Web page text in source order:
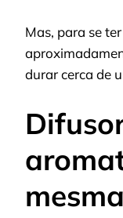
Mas, para se
durar cerca de